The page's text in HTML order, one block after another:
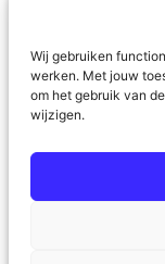
Wij gebruiken
werken. Met jouw
om het gebruik van
wijzigen.
Bart Luttels,
12 augustus